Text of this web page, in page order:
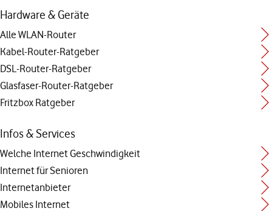
Hardware & Geräte
Alle WLAN-Router
Kabel-Router-Ratgeber
DSL-Router-Ratgeber
Glasfaser-Router-Ratgeber
Fritzbox Ratgeber
Infos & Services
Welche Internet Geschwindigkeit
Internet für Senioren
Internetanbieter
Mobiles Internet